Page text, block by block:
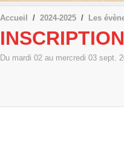
Accueil 2024-2025 Les
Du mardi 02 au mercredi 03 sept.